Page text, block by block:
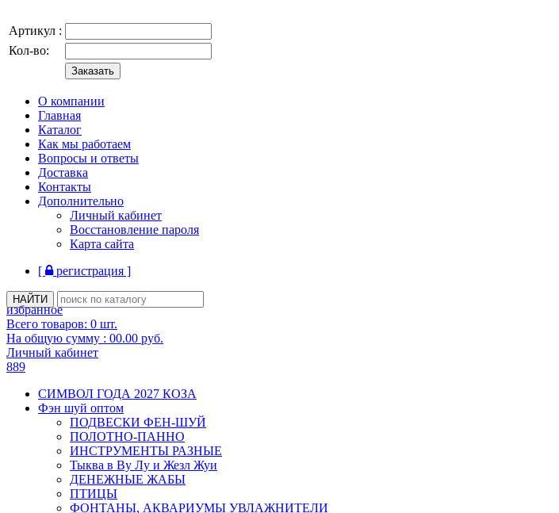
Артикул :
Кол-во:
О компании
Главная
Каталог
Как мы работаем
Вопросы и ответы
Доставка
Контакты
Дополнительно
Личный кабинет
Восстановление пароля
Карта сайта
[
регистрация ]
избранное
Всего товаров: 0 шт.
На общую сумму : 00.00 руб.
Личный кабинет
889
СИМВОЛ ГОДА 2027 КОЗА
Фэн шуй оптом
ПОДВЕСКИ ФЕН-ШУЙ
ПОЛОТНО-ПАННО
ИНСТРУМЕНТЫ РАЗНЫЕ
Тыква в Ву Лу и Жезл Жуи
ДЕНЕЖНЫЕ ЖАБЫ
ПТИЦЫ
ФОНТАНЫ, АКВАРИУМЫ УВЛАЖНИТЕЛИ